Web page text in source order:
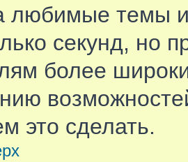
любимые темы
секунд, но
более
это сделать.